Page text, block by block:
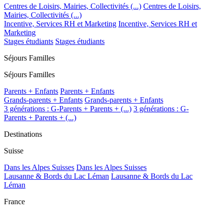
Centres de Loisirs, Mairies, Collectivités (...) Centres de Loisirs,
Mairies, Collectivités (...)
Incentive, Services RH et Marketing Incentive, Services RH et
Marketing
Stages étudiants Stages étudiants
Séjours Familles
Séjours Familles
Parents + Enfants Parents + Enfants
Grands-parents + Enfants Grands-parents + Enfants
3 générations : G-Parents + Parents + (...) 3 générations : G-
Parents + Parents + (...)
Destinations
Suisse
Dans les Alpes Suisses Dans les Alpes Suisses
Lausanne & Bords du Lac Léman Lausanne & Bords du Lac
Léman
France